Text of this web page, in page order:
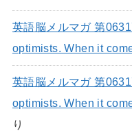
英語脳メルマガ 第
optimists. When it
英語脳メルマガ 第
optimists. When it
り